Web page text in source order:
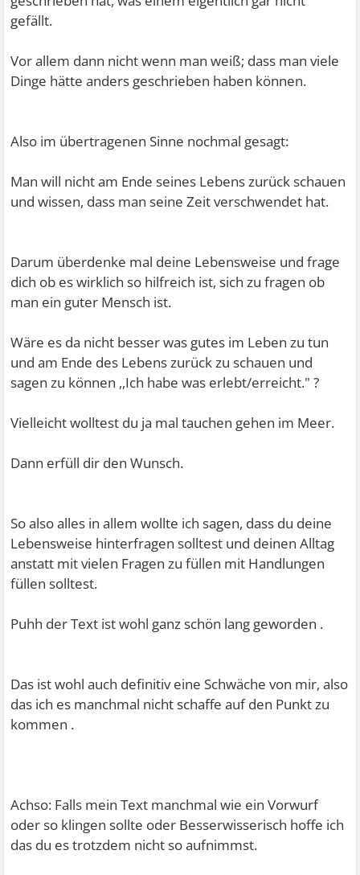
gefällt.
Vor allem dann nicht wenn man weiß; dass man viele
Dinge hätte anders geschrieben haben können.
Also im übertragenen Sinne nochmal gesagt:
Man will nicht am Ende seines Lebens zurück schauen
und wissen, dass man seine Zeit verschwendet hat.
Darum überdenke mal deine Lebensweise und frage
dich ob es wirklich so hilfreich ist, sich zu fragen ob
man ein guter Mensch ist.
Wäre es da nicht besser was gutes im Leben zu tun
und am Ende des Lebens zurück zu schauen und
sagen zu können ,,Ich habe was erlebt/erreicht." ?
Vielleicht wolltest du ja mal tauchen gehen im Meer.
Dann erfüll dir den Wunsch.
So also alles in allem wollte ich sagen, dass du deine
Lebensweise hinterfragen solltest und deinen Alltag
anstatt mit vielen Fragen zu füllen mit Handlungen
füllen solltest.
Puhh der Text ist wohl ganz schön lang geworden .
Das ist wohl auch definitiv eine Schwäche von mir, also
das ich es manchmal nicht schaffe auf den Punkt zu
kommen .
Achso: Falls mein Text manchmal wie ein Vorwurf
oder so klingen sollte oder Besserwisserisch hoffe ich
das du es trotzdem nicht so aufnimmst.